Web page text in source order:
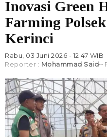
Inovasi Green
Farming
Kerinci
Rabu, 03 Juni 2026 - 12:47 WIB
Reporter : Mohammad Said